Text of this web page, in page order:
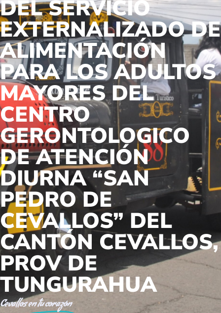
DEL SERVICIO
EXTERNALIZADO DE
ALIMENTACIÓN
PARA LOS ADULTOS
MAYORES DEL
CENTRO
GERONTOLOGICO
DE ATENCIÓN
DIURNA “SAN
PEDRO DE
CEVALLOS” DEL
CANTÓN CEVALLOS,
PROV DE
TUNGURAHUA
Cevallosen tu corazón